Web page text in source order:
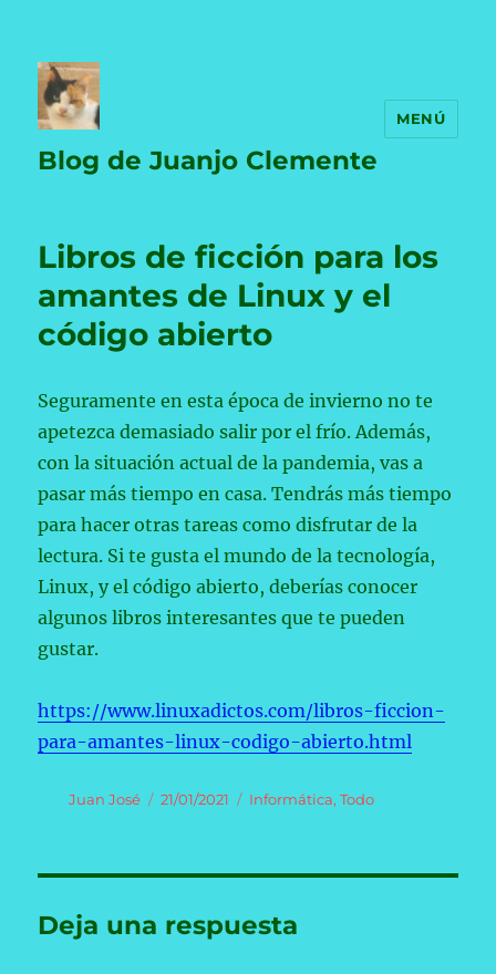
Blog de Juanjo Clemente
MENÚ
Libros de ficción para los
amantes de Linux y el
código abierto
Seguramente en esta época de invierno no te
apetezca demasiado salir por el frío. Además,
con la situación actual de la pandemia, vas a
pasar más tiempo en casa. Tendrás más tiempo
para hacer otras tareas como disfrutar de la
lectura. Si te gusta el mundo de la tecnología,
Linux, y el código abierto, deberías conocer
algunos libros interesantes que te pueden
gustar.
https://www.linuxadictos.com/libros-ficcion-
para-amantes-linux-codigo-abierto.html
Autor
Juan José
Publicado
21/01/2021 Categorías
Informática,Todo
Deja una respuesta